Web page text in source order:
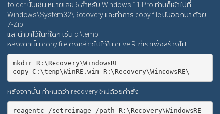
folder นั้นเช่น หมายเลข 6 สำหรับ Windows 11 Pro ท่านก็เข้าไปที่
Windows\System32\Recovery และทำการ copy file นั้นออกมา ด้วย
7-Zip
และนำมาไว้ในที่ใดๆ เช่น c:\temp
หลังจากนั้น copy file ดังกล่าวไปไว้ใน drive R: ที่เราเพิ่งสร้างไป
mkdir R:\Recovery\WindowsRE
หลังจากนั้น กำหนดว่า recovery ใหม่ด้วยคำสั่ง